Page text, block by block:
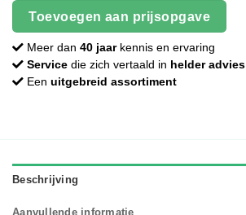
Toevoegen aan prijsopgave
Meer dan 40 jaarkennis en ervaring
Service die zich vertaald in helder advies
Een uitgebreid assortiment
Beschrijving
Aanvullende informatie